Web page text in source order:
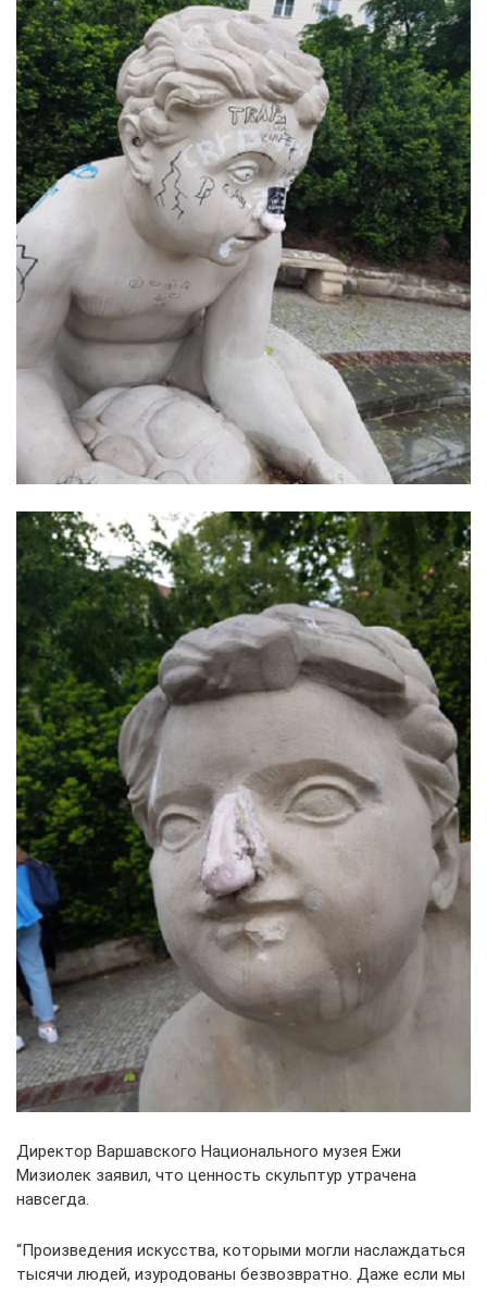
Директор Варшавского Национального музея Ежи
Мизиолек заявил, что ценность скульптур утрачена
навсегда.
“Произведения искусства, которыми могли наслаждаться
тысячи людей, изуродованы безвозвратно. Даже если мы